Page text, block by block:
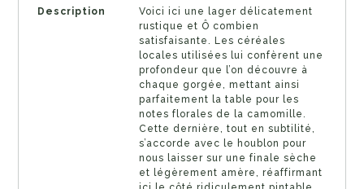
Description
Voici ici une lager délicatement
rustique et Ô combien
satisfaisante. Les céréales
locales utilisées lui confèrent une
profondeur que l’on découvre à
chaque gorgée, mettant ainsi
parfaitement la table pour les
notes florales de la camomille.
Cette dernière, tout en subtilité,
s’accorde avec le houblon pour
nous laisser sur une finale sèche
et légèrement amère, réaffirmant